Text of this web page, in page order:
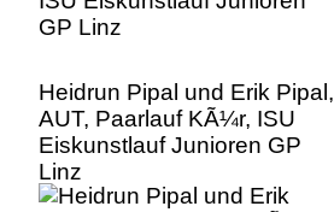
Heidrun Pipal und Erik Pipal,
AUT, Paarlauf KÃ¼r, ISU
Eiskunstlauf Junioren GP
Linz